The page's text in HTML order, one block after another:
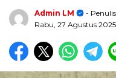
Admin LM
- Penulis
Rabu, 27 Agustus 2025